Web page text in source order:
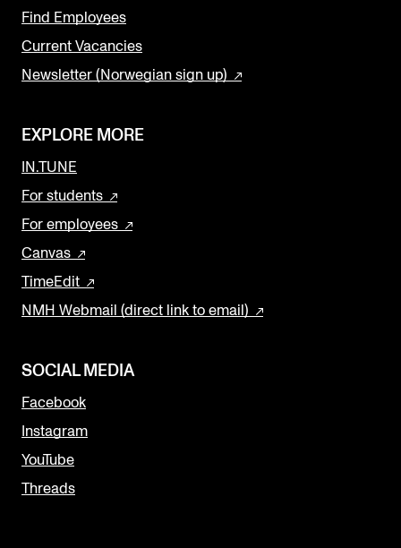
Find Employees
Current Vacancies
Newsletter (Norwegian sign up)
EXPLORE MORE
IN.TUNE
For students
For employees
Canvas
TimeEdit
NMH Webmail (direct link to email)
SOCIAL MEDIA
Facebook
Instagram
YouTube
Threads